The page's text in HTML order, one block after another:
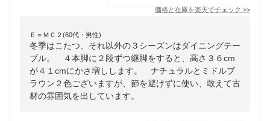
価格と在庫を楽天でチェック >>
Ｅ＝ＭＣ２(60代・男性)
冬季はこたつ、それ以外の３シーズンはダイニングテー
ブル。 ４本脚に２段ずつ継脚をすると、高さ３６cm
が４１cmにかさ増しします。 ナチュラルとミドルブ
ラウン２色ございますが、節を避けずに使い、敢えて古
材の雰囲気を出しています。